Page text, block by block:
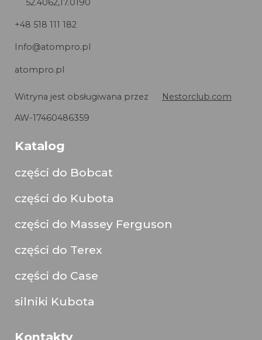
52.4062,17.0190
+48 518 111 182
Info@atompro.pl
atompro.pl
Witryna jest obsługiwana przez
Nestorclub.com
AW-17460486359
Katalog
części do Bobcat
części do Kubota
części do Massey Ferguson
części do Terex
części do Case
silniki Kubota
Kontakty